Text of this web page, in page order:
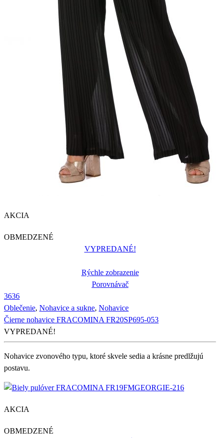
AKCIA
OBMEDZENÉ
VYPREDANÉ!
Rýchle zobrazenie
Porovnávač
3636
Oblečenie, Nohavice a sukne, Nohavice
Čierne nohavice FRACOMINA FR20SP695-053
VYPREDANÉ!
Nohavice zvonového typu, ktoré skvele sedia a krásne predlžujú
postavu.
AKCIA
OBMEDZENÉ